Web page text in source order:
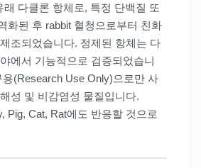
래 다클론 항체로, 특정 단백질 또
화된 후 rabbit 혈청으로부터 친화
조되었습니다. 정제된 항체는 다
에서 기능적으로 검증되었습니
(Research Use Only)으로만 사
성 및 비감염성 물질입니다.
Pig, Cat, Rat에도 반응할 것으로